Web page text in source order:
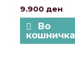
9.900 ден
Во
кошничка